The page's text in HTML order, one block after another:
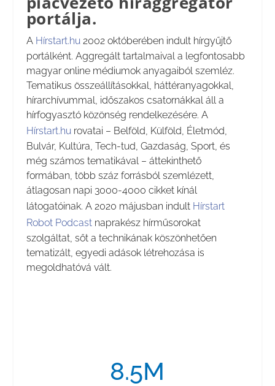
portálja.
A Hírstart.hu 2002 októberében indult hírgyűjtő
portálként. Aggregált tartalmaival a legfontosabb
magyar online médiumok anyagaiból szemléz.
Tematikus összeállításokkal, háttéranyagokkal,
hírarchívummal, időszakos csatornákkal áll a
hírfogyasztó közönség rendelkezésére. A
Hírstart.hu rovatai – Belföld, Külföld, Életmód,
Bulvár, Kultúra, Tech-tud, Gazdaság, Sport, és
még számos tematikával – áttekinthető
formában, több száz forrásból szemlézett,
átlagosan napi 3000-4000 cikket kínál
látogatóinak. A 2020 májusban indult Hírstart
Robot Podcastnaprakész hírműsorokat
szolgáltat, sőt a technikának köszönhetően
tematizált, egyedi adások létrehozása is
megoldhatóvá vált.
8.5M